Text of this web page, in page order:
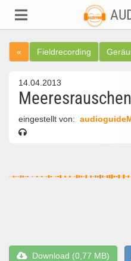
« Fieldrecording
14.04.2013
Meeresrauschen
eingestellt von:
Download (0,77 MB)